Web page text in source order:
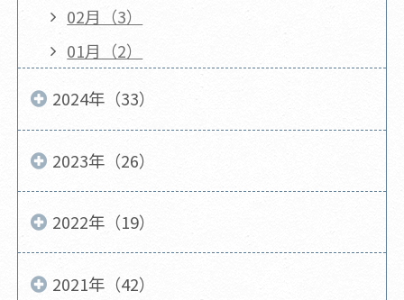
02月（3）
01月（2）
2024年（33）
2023年（26）
2022年（19）
2021年（42）